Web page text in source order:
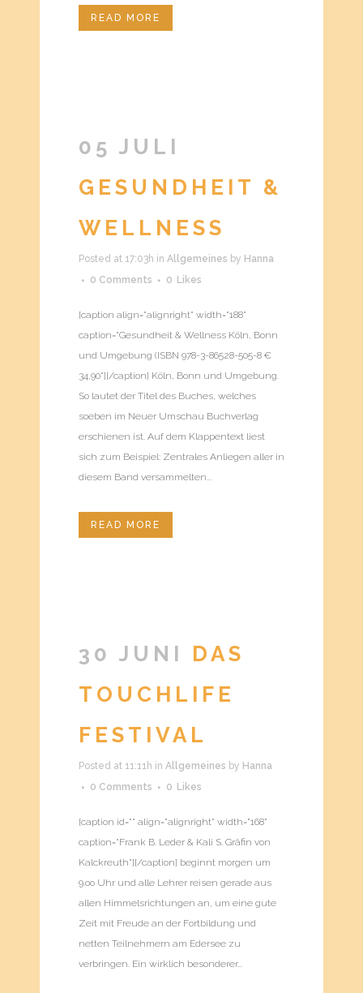
READ MORE
05 JULI
GESUNDHEIT &
WELLNESS
Posted at 17:03h in Allgemeines by Hanna
0 Comments
0 Likes
[caption align="alignright" width="188"
caption="Gesundheit & Wellness Köln, Bonn
und Umgebung (ISBN 978-3-86528-505-8 €
34,90"][/caption] Köln, Bonn und Umgebung.
So lautet der Titel des Buches, welches
soeben im Neuer Umschau Buchverlag
erschienen ist. Auf dem Klappentext liest
sich zum Beispiel: Zentrales Anliegen aller in
diesem Band versammelten...
READ MORE
30 JUNI
DAS
TOUCHLIFE
FESTIVAL
Posted at 11:11h in Allgemeines by Hanna
0 Comments
0 Likes
[caption id="" align="alignright" width="168"
caption="Frank B. Leder & Kali S. Gräfin von
Kalckreuth"][/caption] beginnt morgen um
9.oo Uhr und alle Lehrer reisen gerade aus
allen Himmelsrichtungen an, um eine gute
Zeit mit Freude an der Fortbildung und
netten Teilnehmern am Edersee zu
verbringen. Ein wirklich besonderer...